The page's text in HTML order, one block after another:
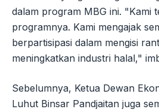
dalam program MBG ini. "Kami
programnya. Kami mengajak
berpartisipasi dalam mengisi
meningkatkan industri halal,"
Sebelumnya, Ketua Dewan
Luhut Binsar Pandjaitan juga